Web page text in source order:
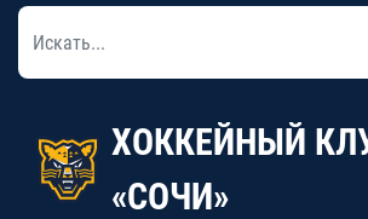
ХОККЕЙНЫЙ
«СОЧИ»